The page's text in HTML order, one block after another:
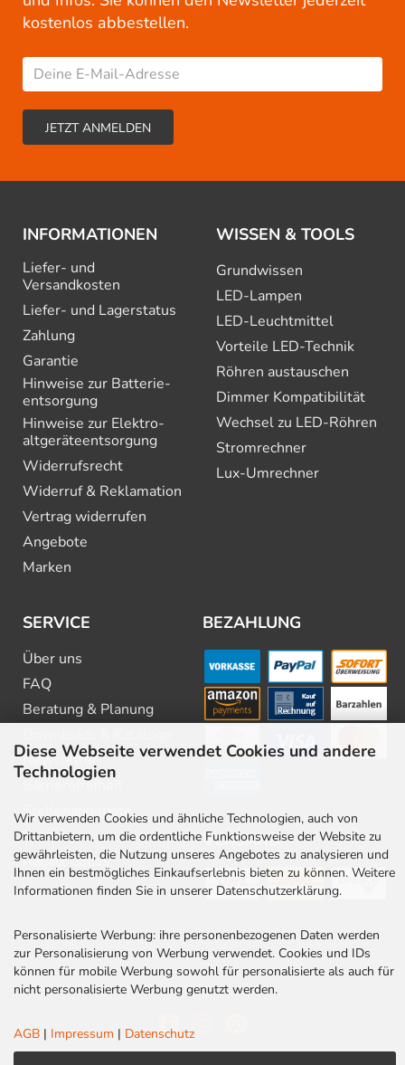
Diese Webseite verwendet Cookies und andere
Technologien
Wir verwenden Cookies und ähnliche Technologien, auch von
Drittanbietern, um die ordentliche Funktionsweise der Website zu
gewährleisten, die Nutzung unseres Angebotes zu analysieren und
Ihnen ein bestmögliches Einkaufserlebnis bieten zu können. Weitere
Informationen finden Sie in unserer Datenschutzerklärung.
Personalisierte Werbung: ihre personenbezogenen Daten werden
zur Personalisierung von Werbung verwendet. Cookies und IDs
können für mobile Werbung sowohl für personalisierte als auch für
nicht personalisierte Werbung genutzt werden.
AGB | Impressum | Datenschutz
kostenlos abbestellen.
INFORMATIONEN
Liefer- und
Versandkosten
Liefer- und Lagerstatus
Zahlung
Garantie
Hinweise zur Batterie­
entsorgung
Hinweise zur Elektro­
altgeräte­entsorgung
Widerrufsrecht
Widerruf & Reklamation
Vertrag widerrufen
Angebote
Marken
WISSEN & TOOLS
Grundwissen
LED-Lampen
LED-Leuchtmittel
Vorteile LED-Technik
Röhren austauschen
Dimmer Kompatibilität
Wechsel zu LED-Röhren
Stromrechner
Lux-Umrechner
SERVICE
Über uns
FAQ
Beratung & Planung
Newsletter
Barrierefreiheit
Stellenangebote
Kontakt
Rabatt Codes
BEZAHLUNG
VERSAND